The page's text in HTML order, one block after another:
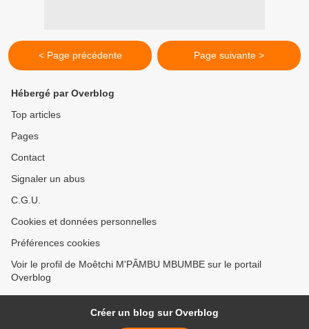
< Page précédente Page suivante >
Hébergé par Overblog
Top articles
Pages
Contact
Signaler un abus
C.G.U.
Cookies et données personnelles
Préférences cookies
Voir le profil de Moêtchi M'PÂMBU MBUMBE sur le portail
Overblog
Créer un blog sur Overblog